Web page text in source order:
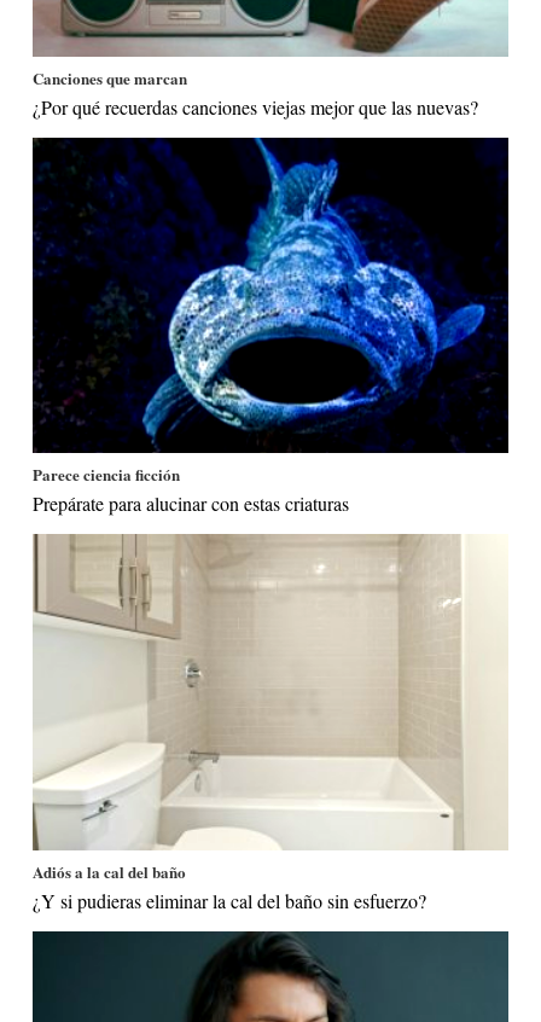
Canciones que marcan
¿Por qué recuerdas canciones viejas mejor que las nuevas?
Parece ciencia ficción
Prepárate para alucinar con estas criaturas
Adiós a la cal del baño
¿Y si pudieras eliminar la cal del baño sin esfuerzo?